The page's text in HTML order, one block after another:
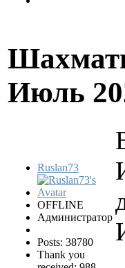
Июль
Ruslan73
OFFLINE
Администратор
Posts: 38780
Thank you